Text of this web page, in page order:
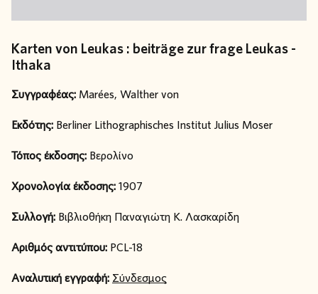
Karten von Leukas : beiträge zur frage Leukas -
Ithaka
Συγγραφέας: Marées, Walther von
Εκδότης: Berliner Lithographisches Institut Julius Moser
Τόπος έκδοσης: Βερολίνο
Χρονολογία έκδοσης:1907
Συλλογή: Βιβλιοθήκη Παναγιώτη Κ. Λασκαρίδη
Αριθμός αντιτύπου: PCL-18
Αναλυτική εγγραφή: Σύνδεσμος